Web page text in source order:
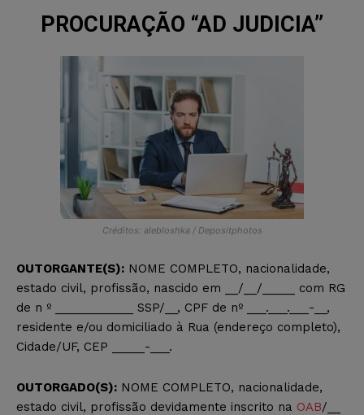
PROCURAÇÃO “AD JUDICIA”
Créditos: alebloshka / Depositphotos
OUTORGANTE(S): NOME COMPLETO, nacionalidade,
estado civil, profissão, nascido em __/__/_____ com RG
de n º ____________ SSP/__, CPF de nº ___.___.___-__,
residente e/ou domiciliado à Rua (endereço completo),
Cidade/UF, CEP _____-___.
OUTORGADO(S): NOME COMPLETO, nacionalidade,
estado civil, profissão devidamente inscrito na OAB/__